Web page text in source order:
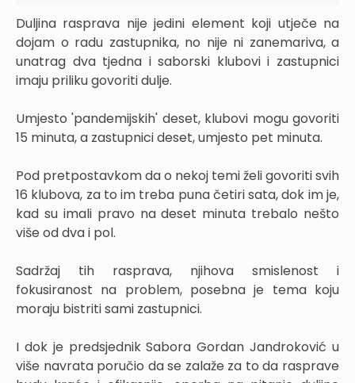
Duljina rasprava nije jedini element koji utječe na
dojam o radu zastupnika, no nije ni zanemariva, a
unatrag dva tjedna i saborski klubovi i zastupnici
imaju priliku govoriti dulje.
Umjesto 'pandemijskih' deset, klubovi mogu govoriti
15 minuta, a zastupnici deset, umjesto pet minuta.
Pod pretpostavkom da o nekoj temi želi govoriti svih
16 klubova, za to im treba puna četiri sata, dok im je,
kad su imali pravo na deset minuta trebalo nešto
više od dva i pol.
Sadržaj tih rasprava, njihova smislenost i
fokusiranost na problem, posebna je tema koju
moraju bistriti sami zastupnici.
I dok je predsjednik Sabora Gordan Jandroković u
više navrata poručio da se zalaže za to da rasprave